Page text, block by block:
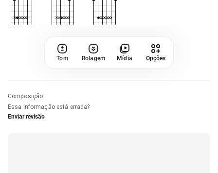
Tom Rolagem Mídia Opções
Composição:
Essa informação está errada?
Enviar revisão